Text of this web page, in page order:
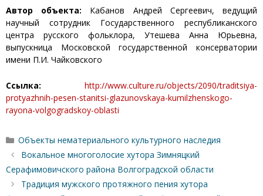
Автор объекта: Кабанов Андрей Сергеевич, ведущий
научный сотрудник Государственного республиканского
центра русского фольклора, Утешева Анна Юрьевна,
выпускница Московской государственной консерватории
имени П.И. Чайковского
Ссылка: http://www.culture.ru/objects/2090/traditsiya-
protyazhnih-pesen-stanitsi-glazunovskaya-kumilzhenskogo-
rayona-volgogradskoy-oblasti
Рубрики
Объекты нематериального культурного наследия
Вокальное многоголосие хутора Зимняцкий
Серафимовичского района Волгоградской области
Традиция мужского протяжного пения хутора